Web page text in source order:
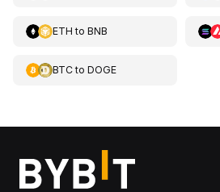
ETH to BNB
BTCto DOGE